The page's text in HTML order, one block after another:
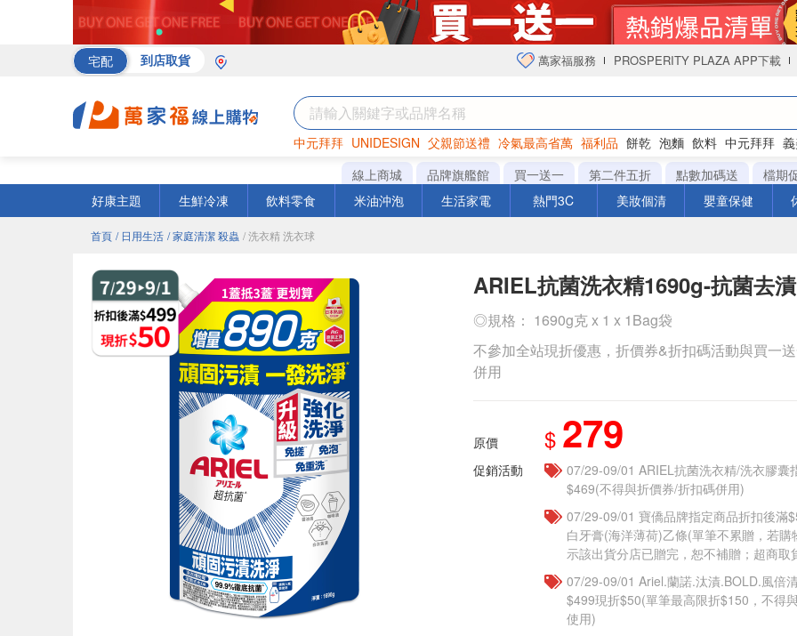
宅配 到店取貨 萬家福服務 PROSPERITY PLAZA APP下載
中元拜拜 UNIDESIGN 父親節送禮 冷氣最高省萬 福利品 餅乾 泡麵 飲料 中元拜拜
巧克力 罐頭 衛生紙
線上商城 品牌旗艦館 買一送一 第二件五折 點數加碼送
檔期
好康主題
生鮮冷凍 飲料零食 米油沖泡 生活家電 熱門3C 美妝個清 嬰童保健
首頁 / 日用生活 / 家庭清潔 殺蟲 / 洗衣精 洗衣球
ARIEL抗菌洗衣精1690g-抗菌去漬
◎規格： 1690g克 x 1 x 1Bag袋
不參加全站現折優惠，折價券&折扣碼活動與買一
併用
原價 $ 279
促銷活動
07/29-09/01 ARIEL抗菌洗衣精/洗衣膠囊
$469(不得與折價券/折扣碼併用)
07/29-09/01 寶僑品牌指定商品折扣後滿
白牙膏(海洋薄荷)乙條(單筆不累贈，若
示該出貨分店已贈完，恕不補贈；超商取
07/29-09/01 Ariel.蘭諾.汰漬.BOLD.風倍
$499現折$50(單筆最高限折$150，不得
使用)